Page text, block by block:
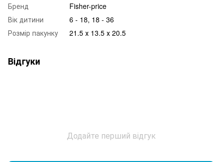
Бренд
Fisher-price
Вік дитини
6 - 18, 18 - 36
Розмір пакунку
21.5 х 13.5 х 20.5
Відгуки
Додайте перший відгук